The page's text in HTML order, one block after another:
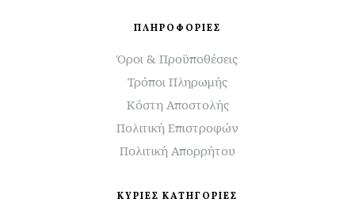
ΠΛΗΡΟΦΟΡΙΕΣ
Όροι & Προϋποθέσεις
Τρόποι Πληρωμής
Κόστη Αποστολής
Πολιτική Επιστροφών
Πολιτική Απορρήτου
ΚΥΡΙΕΣ ΚΑΤΗΓΟΡΙΕΣ